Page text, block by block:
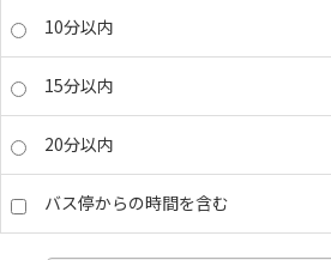
10分以内
15分以内
20分以内
バス停からの時間を含む